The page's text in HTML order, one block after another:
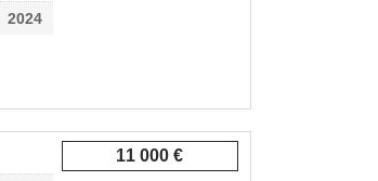
2024
11 000 €